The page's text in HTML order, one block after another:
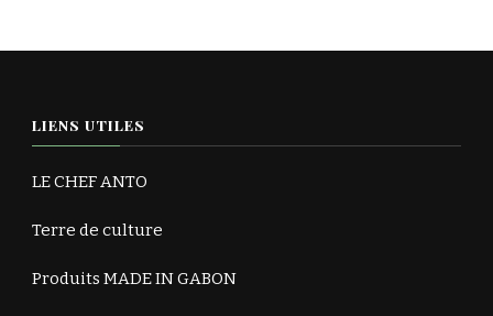
LIENS UTILES
LE CHEF ANTO
Terre de culture
Produits MADE IN GABON